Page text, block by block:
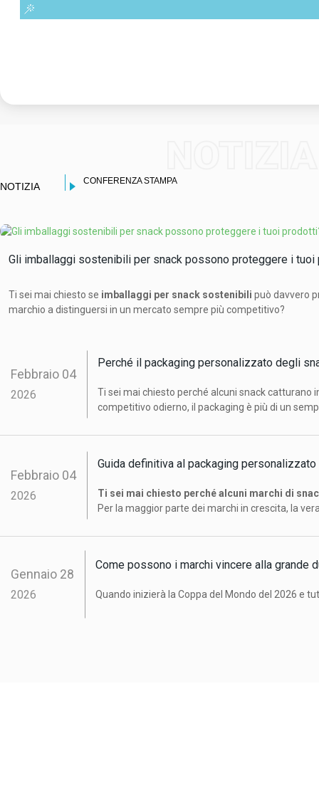
NOTIZIA
CONFERENZA STAMPA
Gli imballaggi sostenibili per snack possono proteggere i tuoi
Ti sei mai chiesto se imballaggi per snack sostenibili può davvero
marchio a distinguersi in un mercato sempre più competitivo?
Febbraio 04
2026
Perché il packaging personalizzato degli
Ti sei mai chiesto perché alcuni snack
competitivo odierno, il packaging è più di un
Febbraio 04
2026
Guida definitiva al packaging
Ti sei mai chiesto perché alcuni marchi di
Per la maggior parte dei marchi in crescita, la
Gennaio 28
2026
Come possono i marchi vincere alla grande
Quando inizierà la Coppa del Mondo del 2026 e